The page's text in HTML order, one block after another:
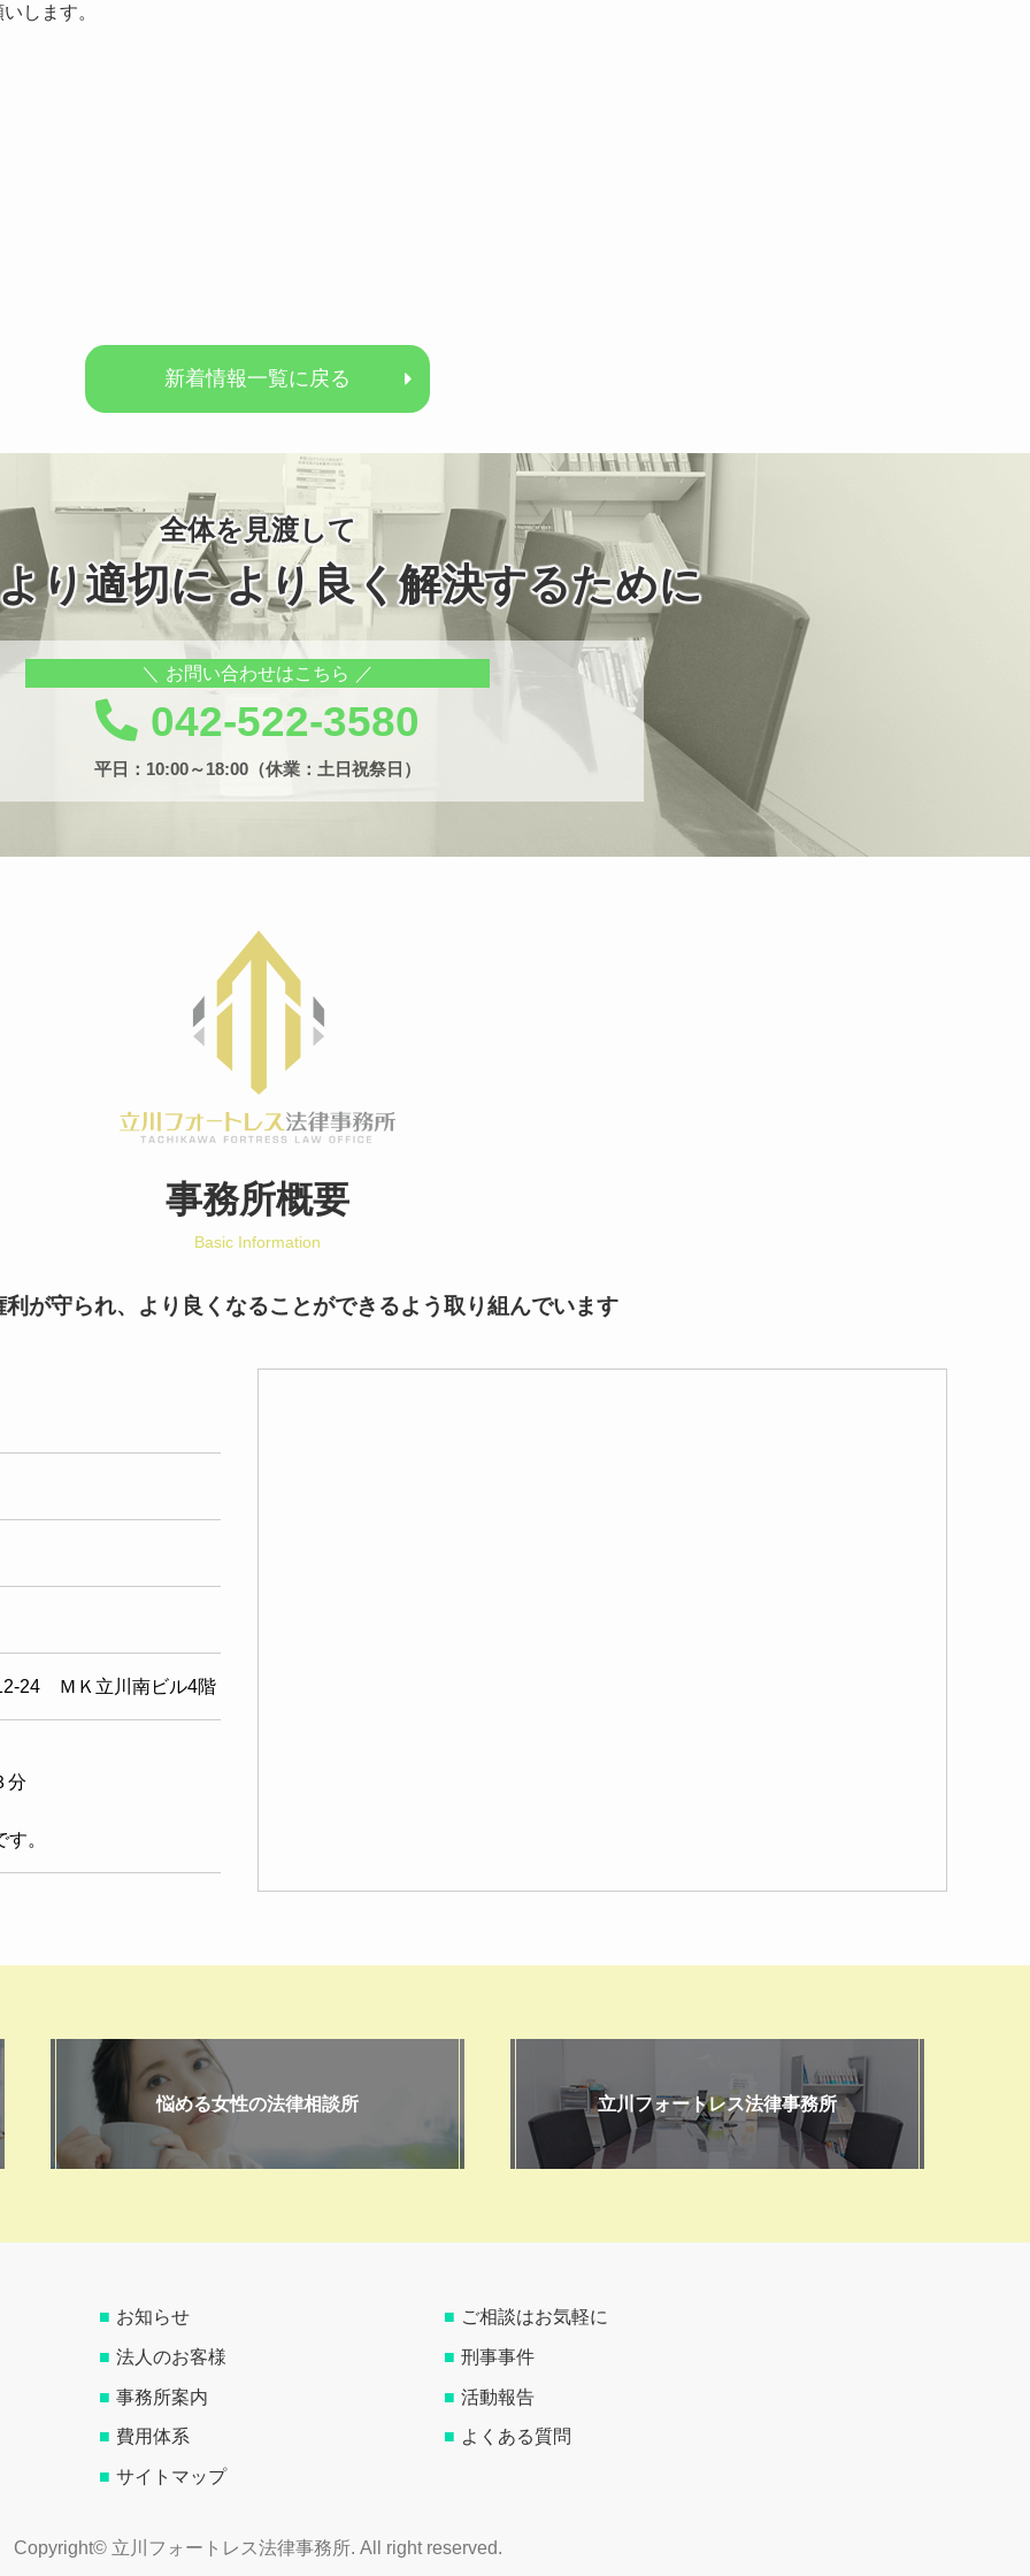
します。
新着情報一覧に戻る
全体を見渡して
り適切に より良く解決するために
お問い合わせはこちら
042-522-3580
平日：10:00～18:00（休業：土日祝祭日）
事務所概要
Basic Information
が守られ、より良くなることができるよう取り組んでいます
24 ＭＫ立川南ビル4階
分
。
悩める女性の法律相談所 立川フォートレス法律事務所
お知らせ ご相談はお気軽に
法人のお客様 刑事事件
事務所案内 活動報告
費用体系 よくある質問
サイトマップ
©立川フォートレス法律事務所.